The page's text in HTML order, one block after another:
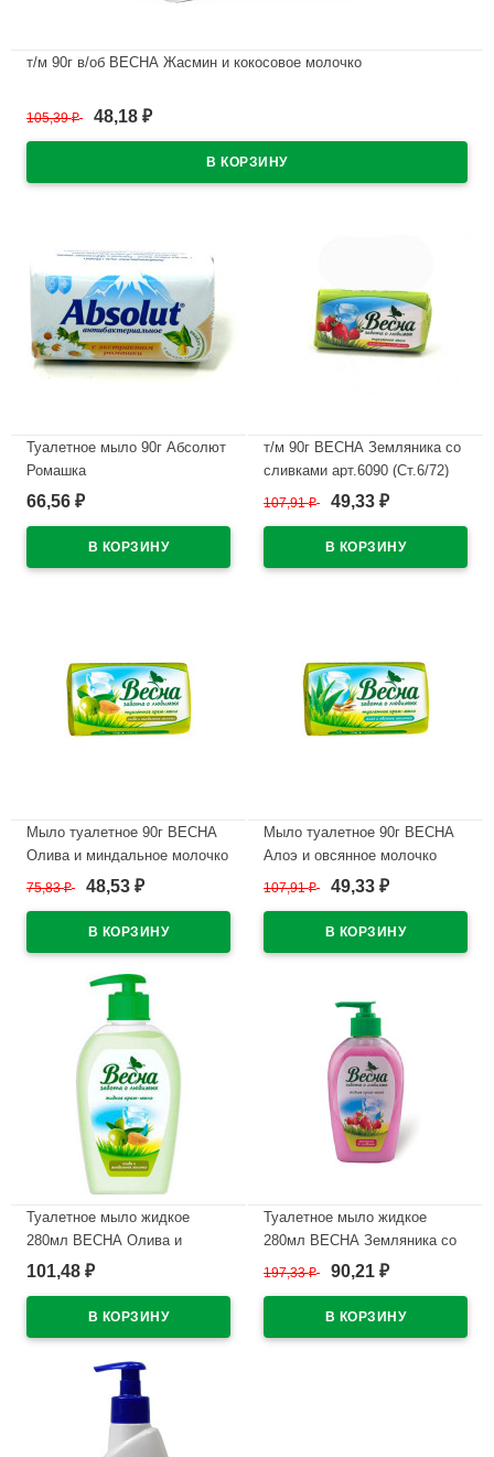
т/м 90г в/об ВЕСНА Жасмин и кокосовое молочко
105,39₽ 48,18 ₽
Туалетное мыло 90г Абсолют
Ромашка
В наличии
66,56 ₽
т/м 90г ВЕСНА Земляника со
сливками арт.6090 (Ст.6/72)
В наличии
107,91₽ 49,33 ₽
Мыло туалетное 90г ВЕСНА
Олива и миндальное молочко
75,83₽ 48,53 ₽
Мыло туалетное 90г ВЕСНА
Алоэ и овсянное молочко
107,91₽ 49,33 ₽
Туалетное мыло жидкое
280мл ВЕСНА Олива и
миндальное молочко,персик
101,48 ₽
Туалетное мыло жидкое
280мл ВЕСНА Земляника со
сливками арт.5099
197,33₽ 90,21 ₽